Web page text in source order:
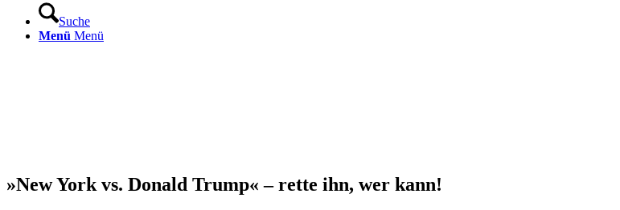
Suche
Menü Menü
»New York vs. Donald Trump« – rette ihn, wer kann!